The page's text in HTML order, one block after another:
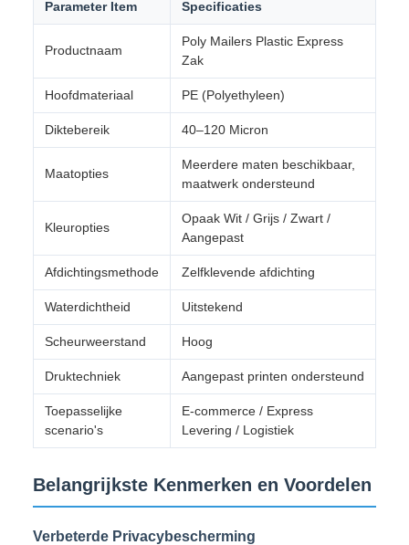
Parameter Item Specificaties
Productnaam
Poly Mailers Plastic Express
Zak
Hoofdmateriaal PE (Polyethyleen)
Diktebereik 40–120 Micron
Maatopties
Meerdere maten beschikbaar,
maatwerk ondersteund
Kleuropties
Opaak Wit / Grijs / Zwart /
Aangepast
Afdichtingsmethode Zelfklevende afdichting
Waterdichtheid Uitstekend
Scheurweerstand Hoog
Druktechniek Aangepast printen ondersteund
Toepasselijke
scenario's
E-commerce / Express
Levering / Logistiek
Belangrijkste Kenmerken en Voordelen
Verbeterde Privacybescherming